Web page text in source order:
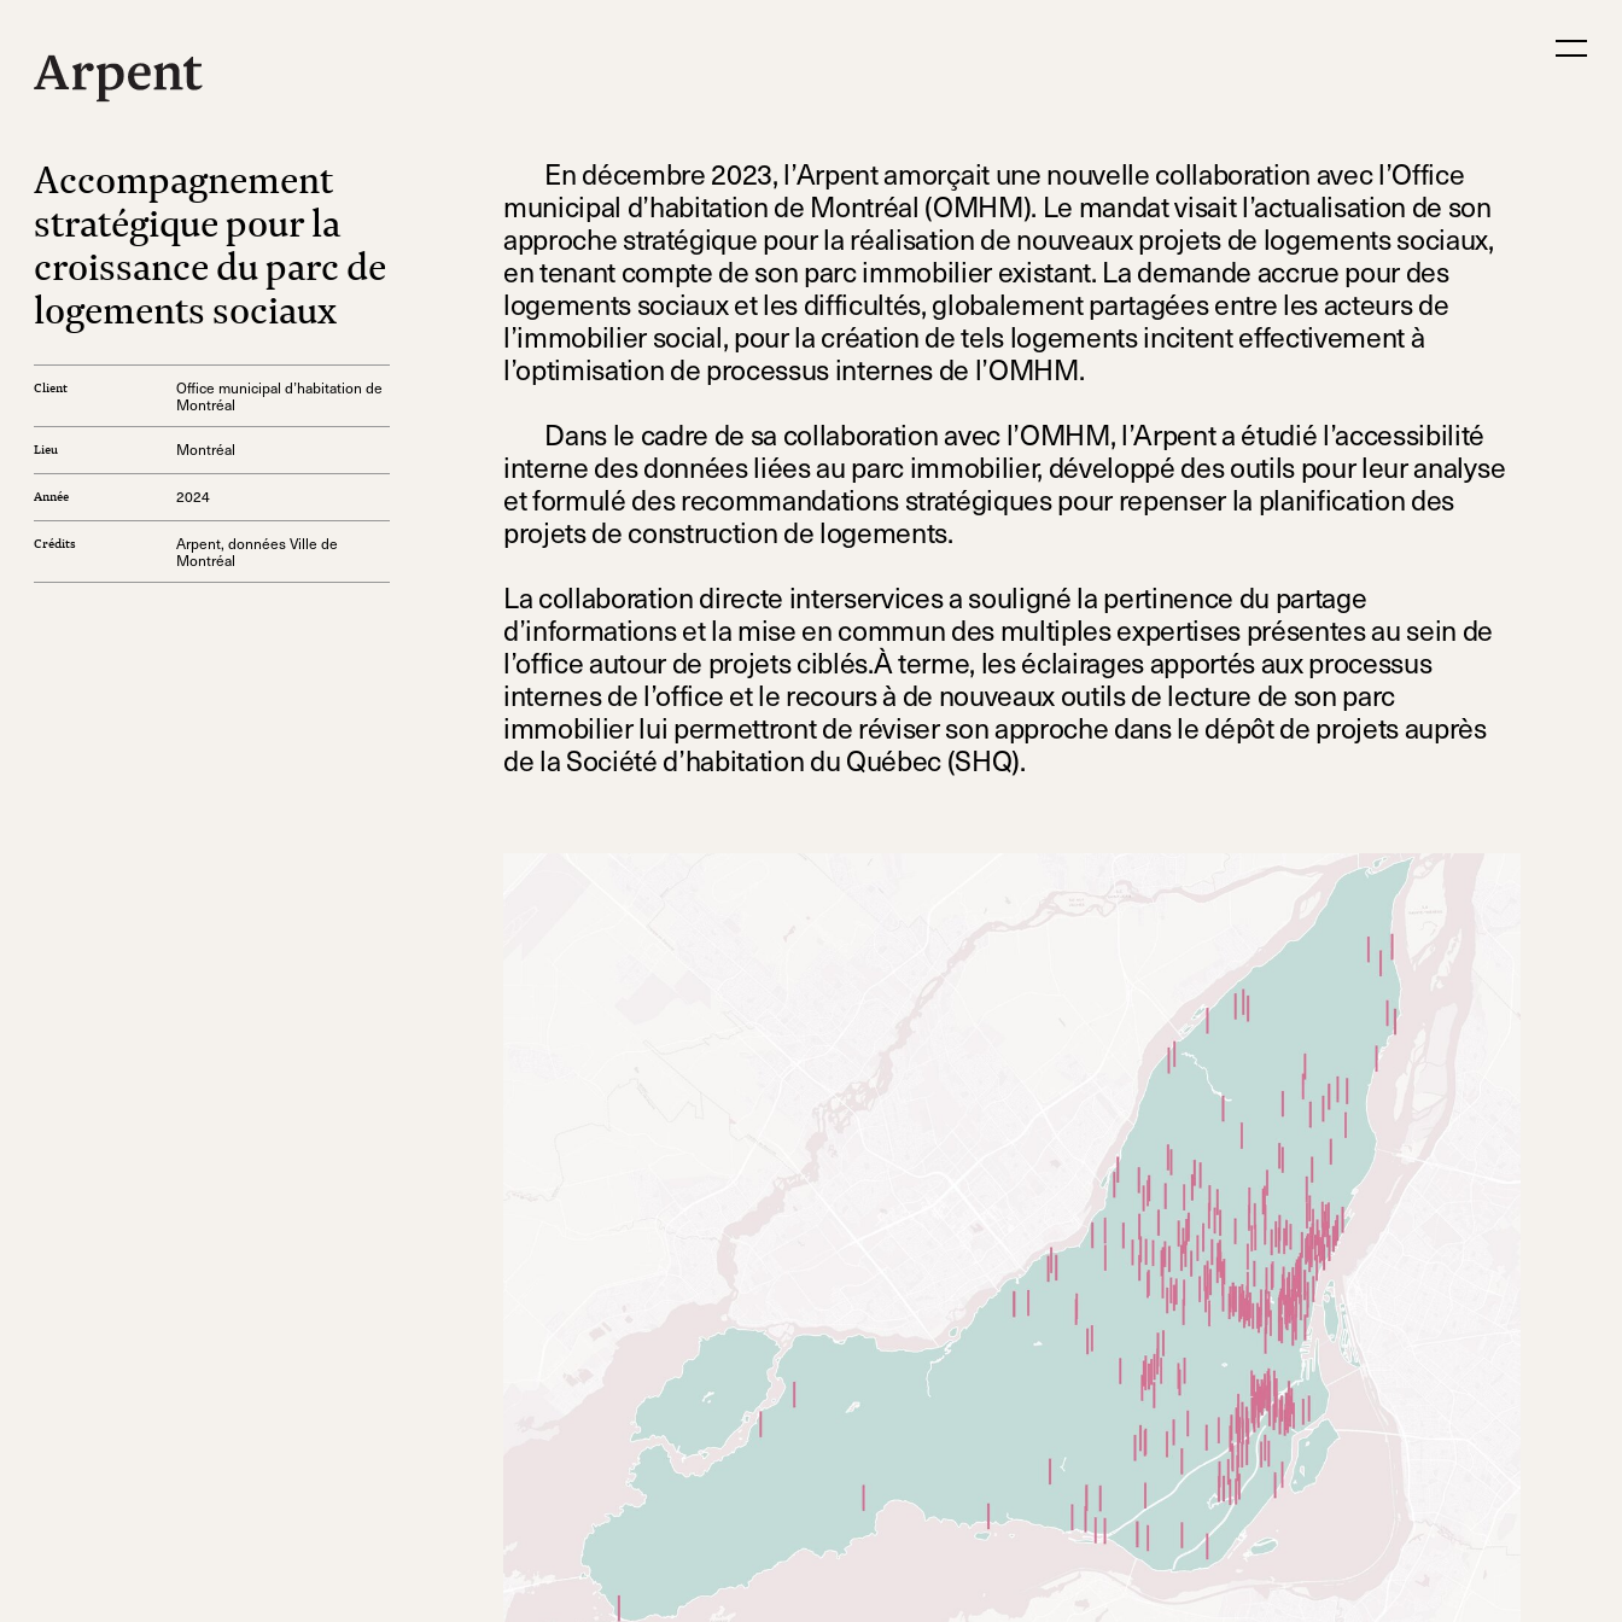
Accompagnement
stratégique pour la
croissance du parc de
logements sociaux
Client Office municipal d’habitation de
Montréal
Lieu Montréal
Année 2024
Crédits Arpent, données Ville de
Montréal
En décembre 2023, l’Arpent amorçait une nouvelle collaboration avec l’Office
municipal d’habitation de Montréal (OMHM). Le mandat visait l’actualisation de son
approche stratégique pour la réalisation de nouveaux projets de logements sociaux,
en tenant compte de son parc immobilier existant. La demande accrue pour des
logements sociaux et les difficultés, globalement partagées entre les acteurs de
l’immobilier social, pour la création de tels logements incitent effectivement à
l’optimisation de processus internes de l’OMHM.
Dans le cadre de sa collaboration avec l’OMHM, l’Arpent a étudié l’accessibilité
interne des données liées au parc immobilier, développé des outils pour leur analyse
et formulé des recommandations stratégiques pour repenser la planification des
projets de construction de logements.
La collaboration directe interservices a souligné la pertinence du partage
d’informations et la mise en commun des multiples expertises présentes au sein de
l’office autour de projets ciblés.À terme, les éclairages apportés aux processus
internes de l’office et le recours à de nouveaux outils de lecture de son parc
immobilier lui permettront de réviser son approche dans le dépôt de projets auprès
de la Société d’habitation du Québec (SHQ).